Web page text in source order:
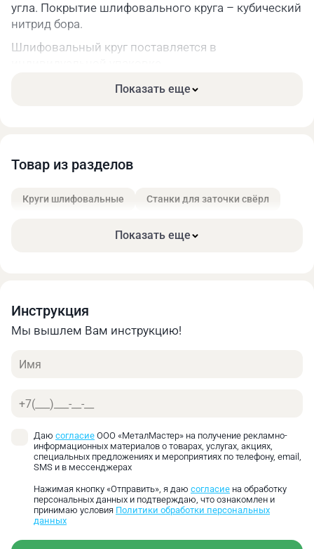
угла. Покрытие шлифовального круга – кубический
нитрид бора.
Шлифовальный круг поставляется в
Показать еще
Товар из разделов
Круги шлифовальные Станки для заточки свёрл
Показать еще
Инструкция
Мы вышлем Вам инструкцию!
Имя
Телефон
Даю согласие ООО «МеталМастер» на получение рекламно-
информационных материалов о товарах, услугах, акциях,
специальных предложениях и мероприятиях по телефону, email,
SMS и в мессенджерах
Нажимая кнопку «Отправить», я даю согласие на обработку
персональных данных и подтверждаю, что ознакомлен и
принимаю условия Политики обработки персональных
данных